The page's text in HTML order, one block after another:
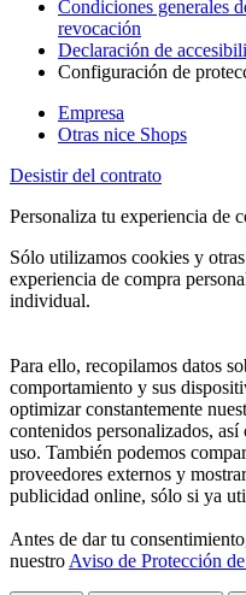
Condiciones generales
revocación
Declaración de
Configuración de
Empresa
Otras nice Shops
Desistir del contrato
Personaliza tu experiencia de
Sólo utilizamos cookies y
experiencia de compra
individual.
Para ello, recopilamos datos
comportamiento y sus
optimizar constantemente
contenidos personalizados,
uso. También podemos
proveedores externos y
publicidad online, sólo si ya
Antes de dar tu
nuestro Aviso de Protección